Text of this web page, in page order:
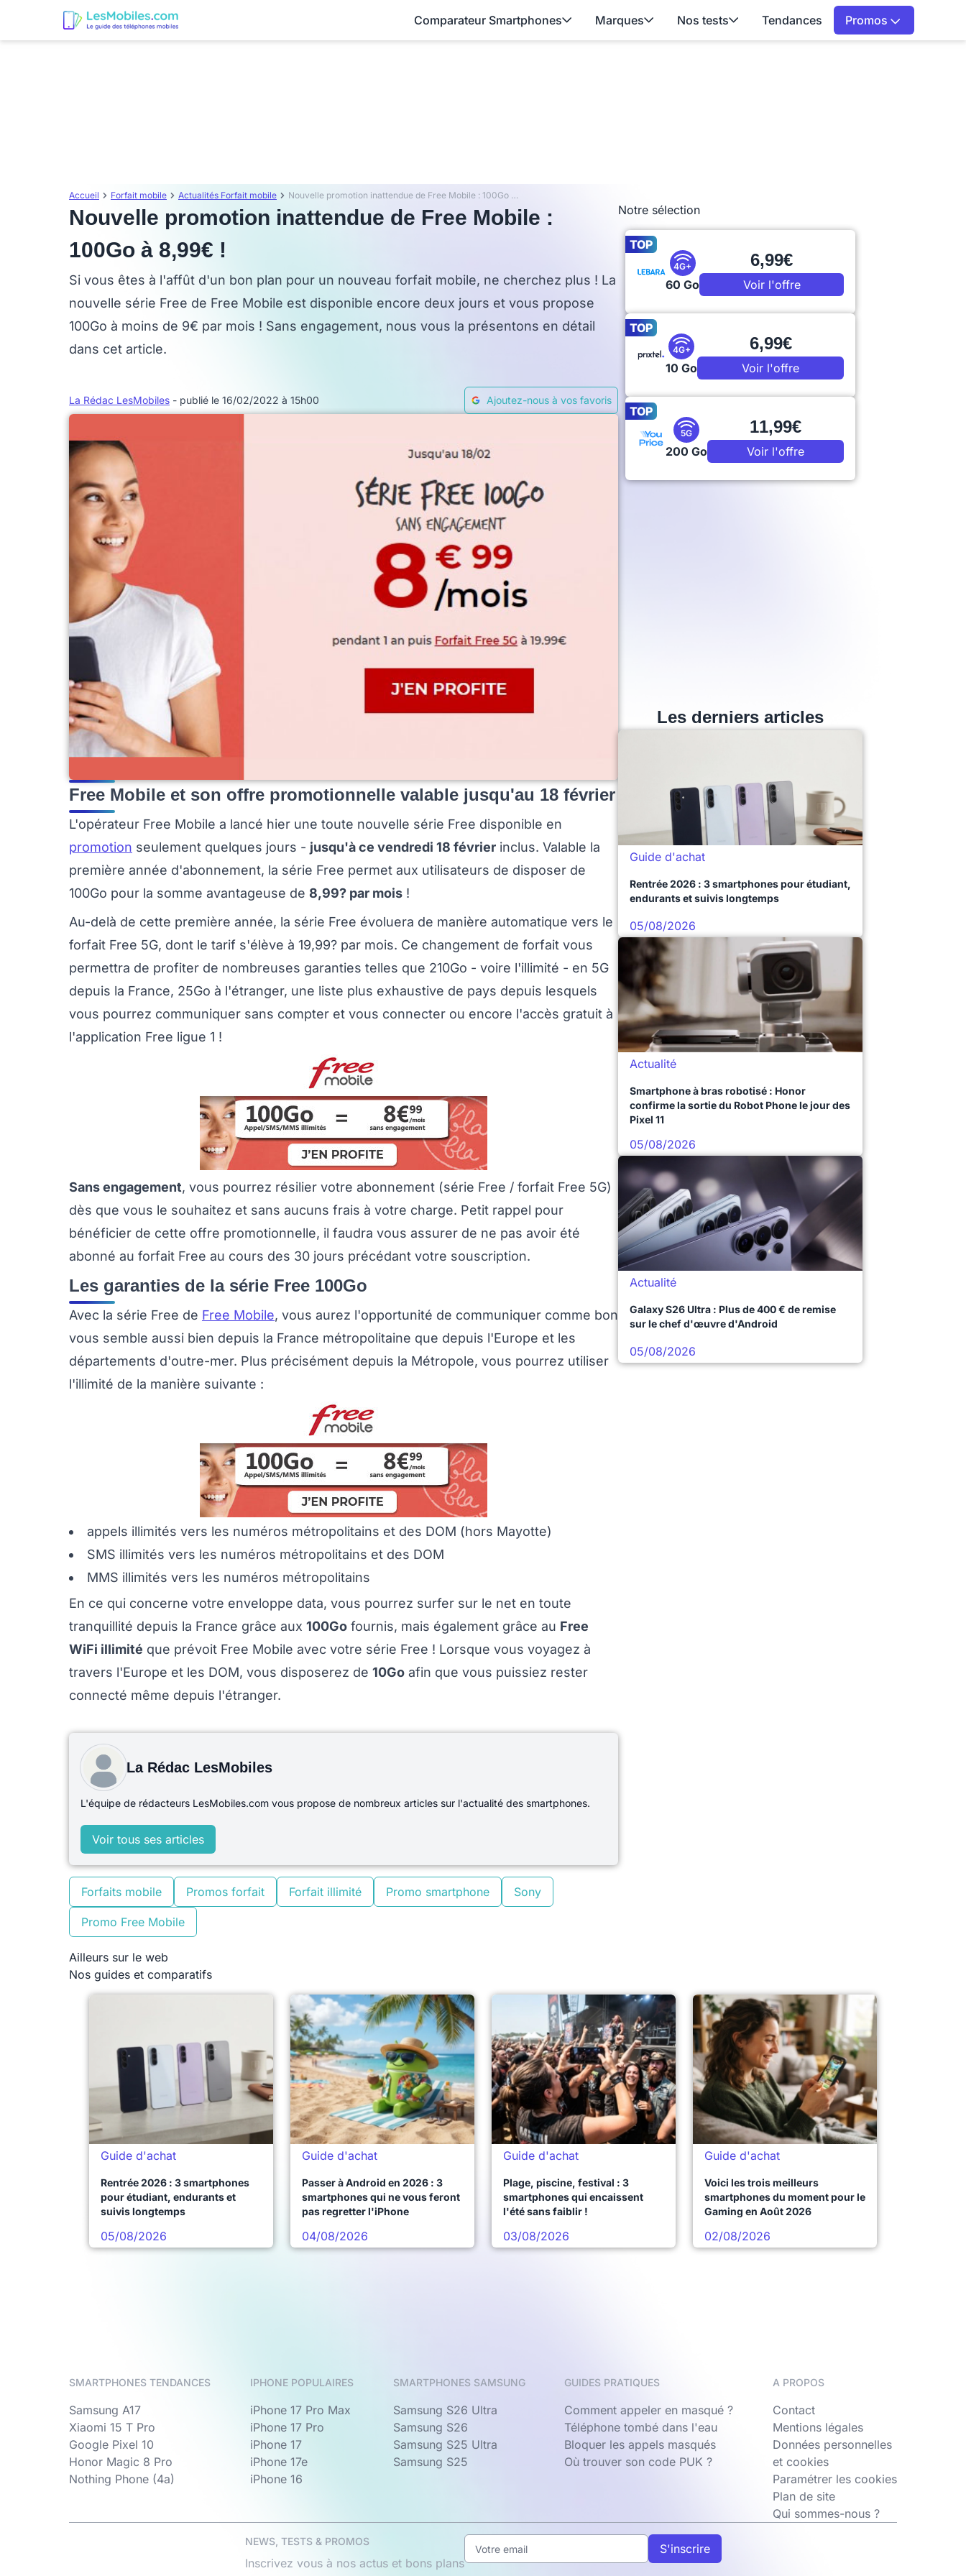
Comparateur Smartphones Marques Nos tests Tendances Promos
Accueil Forfait mobile Actualités Forfait mobile Nouvelle promotion inattendue de Free Mobile : 100Go à 8,99€ !
Nouvelle promotion inattendue de Free Mobile :
100Go à 8,99€ !
Si vous êtes à l'affût d'un bon plan pour un nouveau forfait mobile, ne cherchez plus ! La
nouvelle série Free de Free Mobile est disponible encore deux jours et vous propose
100Go à moins de 9€ par mois ! Sans engagement, nous vous la présentons en détail
dans cet article.
La Rédac LesMobiles - publié le 16/02/2022 à 15h00 Ajoutez-nous à vos favoris
Free Mobile et son offre promotionnelle valable jusqu'au 18 février
L'opérateur Free Mobile a lancé hier une toute nouvelle série Free disponible en
promotion seulement quelques jours - jusqu'à ce vendredi 18 février inclus. Valable la
première année d'abonnement, la série Free permet aux utilisateurs de disposer de
100Go pour la somme avantageuse de 8,99? par mois !
Au-delà de cette première année, la série Free évoluera de manière automatique vers le
forfait Free 5G, dont le tarif s'élève à 19,99? par mois. Ce changement de forfait vous
permettra de profiter de nombreuses garanties telles que 210Go - voire l'illimité - en 5G
depuis la France, 25Go à l'étranger, une liste plus exhaustive de pays depuis lesquels
vous pourrez communiquer sans compter et vous connecter ou encore l'accès gratuit à
l'application Free ligue 1 !
Sans engagement, vous pourrez résilier votre abonnement (série Free / forfait Free 5G)
dès que vous le souhaitez et sans aucuns frais à votre charge. Petit rappel pour
bénéficier de cette offre promotionnelle, il faudra vous assurer de ne pas avoir été
abonné au forfait Free au cours des 30 jours précédant votre souscription.
Les garanties de la série Free 100Go
Avec la série Free de Free Mobile, vous aurez l'opportunité de communiquer comme bon
vous semble aussi bien depuis la France métropolitaine que depuis l'Europe et les
départements d'outre-mer. Plus précisément depuis la Métropole, vous pourrez utiliser
l'illimité de la manière suivante :
appels illimités vers les numéros métropolitains et des DOM (hors Mayotte)
SMS illimités vers les numéros métropolitains et des DOM
MMS illimités vers les numéros métropolitains
En ce qui concerne votre enveloppe data, vous pourrez surfer sur le net en toute
tranquillité depuis la France grâce aux 100Go fournis, mais également grâce au Free
WiFi illimité que prévoit Free Mobile avec votre série Free ! Lorsque vous voyagez à
travers l'Europe et les DOM, vous disposerez de 10Go afin que vous puissiez rester
connecté même depuis l'étranger.
La Rédac LesMobiles
L'équipe de rédacteurs LesMobiles.com vous propose de nombreux articles sur l'actualité des smartphones.
Voir tous ses articles
Forfaits mobile Promos forfait Forfait illimité Promo smartphone Sony
Promo Free Mobile
Ailleurs sur le web
Notre sélection
TOP
4G+
60 Go
6,99€
Voir l'offre
TOP
4G+
10 Go
6,99€
Voir l'offre
TOP
5G
200 Go
11,99€
Voir l'offre
Les derniers articles
Guide d'achat
Rentrée 2026 : 3 smartphones pour étudiant,
endurants et suivis longtemps
05/08/2026
Actualité
Smartphone à bras robotisé : Honor
confirme la sortie du Robot Phone le jour des
Pixel 11
05/08/2026
Actualité
Galaxy S26 Ultra : Plus de 400 € de remise
sur le chef d'œuvre d'Android
05/08/2026
Nos guides et comparatifs
Guide d'achat
Rentrée 2026 : 3 smartphones
pour étudiant, endurants et
suivis longtemps
05/08/2026
Guide d'achat
Passer à Android en 2026 : 3
smartphones qui ne vous feront
pas regretter l'iPhone
04/08/2026
Guide d'achat
Plage, piscine, festival : 3
smartphones qui encaissent
l'été sans faiblir !
03/08/2026
Guide d'achat
Voici les trois meilleurs
smartphones du moment pour le
Gaming en Août 2026
02/08/2026
SMARTPHONES TENDANCES
Samsung A17
Xiaomi 15 T Pro
Google Pixel 10
Honor Magic 8 Pro
Nothing Phone (4a)
IPHONE POPULAIRES
iPhone 17 Pro Max
iPhone 17 Pro
iPhone 17
iPhone 17e
iPhone 16
SMARTPHONES SAMSUNG
Samsung S26 Ultra
Samsung S26
Samsung S25 Ultra
Samsung S25
GUIDES PRATIQUES
Comment appeler en masqué ?
Téléphone tombé dans l'eau
Bloquer les appels masqués
Où trouver son code PUK ?
A PROPOS
Contact
Mentions légales
Données personnelles
et cookies
Paramétrer les cookies
Plan de site
Qui sommes-nous ?
NEWS, TESTS & PROMOS
Inscrivez vous à nos actus et bons plans
S'inscrire